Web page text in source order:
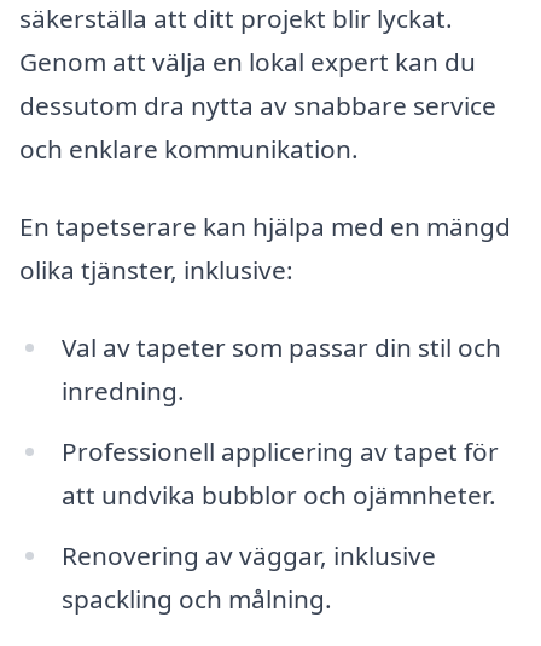
säkerställa att ditt projekt blir lyckat.
Genom att välja en lokal expert kan du
dessutom dra nytta av snabbare service
och enklare kommunikation.
En tapetserare kan hjälpa med en mängd
olika tjänster, inklusive:
Val av tapeter som passar din stil och
inredning.
Professionell applicering av tapet för
att undvika bubblor och ojämnheter.
Renovering av väggar, inklusive
spackling och målning.